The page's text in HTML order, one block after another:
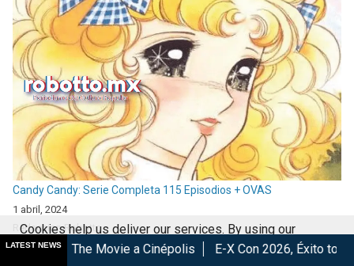
Candy Candy: Serie Completa 115 Episodios + OVAS
1 abril, 2024
Redaccion Robotto
LATEST NEWS
a Cinépolis E-X Con 2026, Éxito total en la convención.
Cookies help us deliver our services. By using our
services, you agree to our use of cookies.
Got it